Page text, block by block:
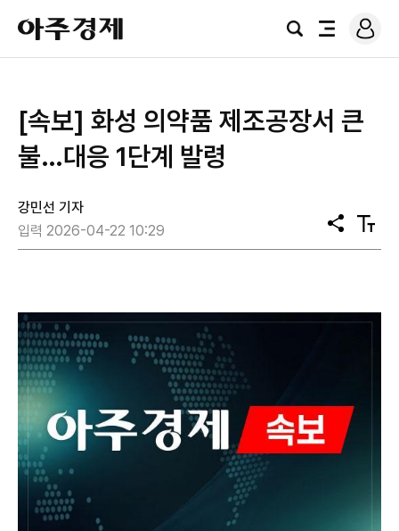
아
주
경
검
전
로
그
[속보] 화성 의약품 제조공장서 큰
불…대응 1단계 발령
강민선 기자
입력 2026-04-22 10:29
공
유
텍
스